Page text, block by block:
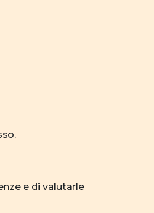
e di valutarle